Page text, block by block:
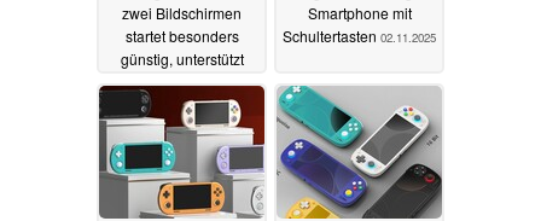
zwei Bildschirmen
startet besonders
günstig, unterstützt
Android und Streaming
von Triple-A-Titeln
02.11.2025
Smartphone mit
Schultertasten 02.11.2025